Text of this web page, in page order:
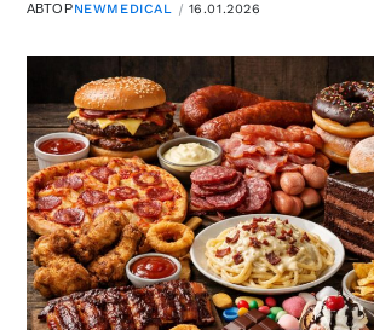
АВТОРNEWMEDICAL 16.01.2026